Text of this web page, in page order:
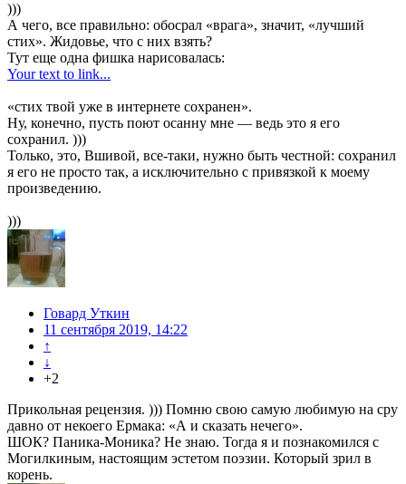
)))
А чего, все правильно: обосрал «врага», значит, «лучший
стих». Жидовье, что с них взять?
Тут еще одна фишка нарисовалась:
Your text to link...
«стих твой уже в интернете сохранен».
Ну, конечно, пусть поют осанну мне — ведь это я его
сохранил. )))
Только, это, Вшивой, все-таки, нужно быть честной: сохранил
я его не просто так, а исключительно с привязкой к моему
произведению.
)))
Говард Уткин
11 сентября 2019, 14:22
↑
↓
+2
Прикольная рецензия. ))) Помню свою самую любимую на сру
давно от некоего Ермака: «А и сказать нечего».
ШОК? Паника-Моника? Не знаю. Тогда я и познакомился с
Могилкиным, настоящим эстетом поэзии. Который зрил в
корень.